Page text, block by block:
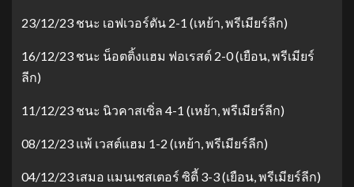
23/12/23 ชนะ เอฟเวอร์ตัน 2-1 (เหย้า, พรีเมียร์ลีก)
16/12/23 ชนะ น็อตติ้งแฮม ฟอเรสต์ 2-0 (เยือน, พรีเมียร์
ลีก)
11/12/23 ชนะ นิวคาสเซิ่ล 4-1 (เหย้า, พรีเมียร์ลีก)
08/12/23 แพ้ เวสต์แฮม 1-2 (เหย้า, พรีเมียร์ลีก)
04/12/23 เสมอ แมนเชสเตอร์ ซิตี้ 3-3 (เยือน, พรีเมียร์ลีก)